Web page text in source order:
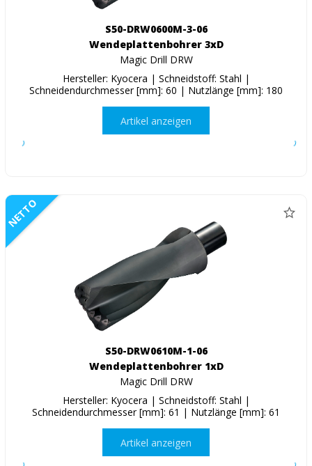
S50-DRW0600M-3-06
Wendeplattenbohrer 3xD
Magic Drill DRW
Hersteller: Kyocera | Schneidstoff: Stahl |
Schneidendurchmesser [mm]: 60 | Nutzlänge [mm]: 180
Artikel anzeigen
NETTO
S50-DRW0610M-1-06
Wendeplattenbohrer 1xD
Magic Drill DRW
Hersteller: Kyocera | Schneidstoff: Stahl |
Schneidendurchmesser [mm]: 61 | Nutzlänge [mm]: 61
Artikel anzeigen